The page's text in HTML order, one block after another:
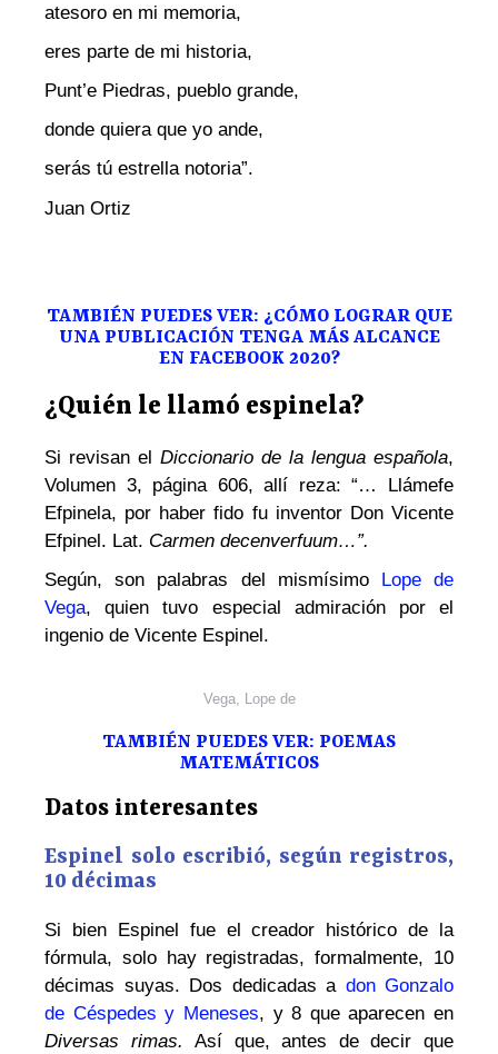
atesoro en mi memoria,
eres parte de mi historia,
Punt’e Piedras, pueblo grande,
donde quiera que yo ande,
serás tú estrella notoria”.
Juan Ortiz
TAMBIÉN PUEDES VER: ¿CÓMO LOGRAR QUE
UNA PUBLICACIÓN TENGA MÁS ALCANCE
EN FACEBOOK 2020?
¿Quién le llamó espinela?
Si revisan el Diccionario de la lengua española,
Volumen 3, página 606, allí reza: “… Llámefe
Efpinela, por haber fido fu inventor Don Vicente
Efpinel. Lat. Carmen decenverfuum…”.
Según, son palabras del mismísimo Lope de
Vega, quien tuvo especial admiración por el
ingenio de Vicente Espinel.
Vega, Lope de
TAMBIÉN PUEDES VER: POEMAS
MATEMÁTICOS
Datos interesantes
Espinel solo escribió, según registros,
10 décimas
Si bien Espinel fue el creador histórico de la
fórmula, solo hay registradas, formalmente, 10
décimas suyas. Dos dedicadas a don Gonzalo
de Céspedes y Meneses, y 8 que aparecen en
Diversas rimas.Así que, antes de decir que